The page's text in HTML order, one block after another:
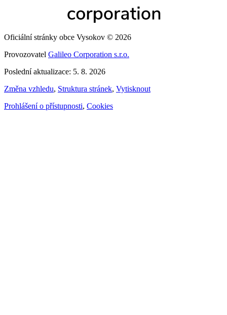
Oficiální stránky obce Vysokov © 2026
Provozovatel Galileo Corporation s.r.o.
Poslední aktualizace: 5. 8. 2026
Změna vzhledu, Struktura stránek, Vytisknout
Prohlášení o přístupnosti, Cookies